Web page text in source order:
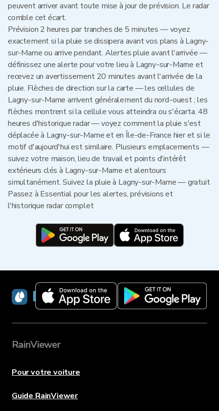
peuvent arriver avant toute mise à jour de prévision. Le radar
comble cet écart.
Prévision 2 heures par tranches de 5 minutes — voyez
exactement si la pluie se dissipera avant vos plans à Lagny-
sur-Marne ou arrive pendant. Alertes pluie avant l'arrivée —
définissez une alerte pour votre lieu à Lagny-sur-Marne et
recevez un avertissement 20 minutes avant l'arrivée de la
pluie. Flèches de direction sur la carte — les cellules de
Lagny-sur-Marne arrivent généralement du nord-ouest ; les
flèches montrent si la cellule vous atteindra ou s'écarta. 48
heures d'historique radar — voyez comment la pluie s'est
déplacée à Lagny-sur-Marne et en Île-de-France hier et si le
motif d'aujourd'hui est similaire. Plusieurs emplacements —
suivez votre maison, lieu de travail et points d'intérêt
extérieurs clés à Lagny-sur-Marne et alentours
simultanément. Suivez la pluie à Lagny-sur-Marne — gratuit
Passez à Essential pour les alertes, prévisions et
l'historique radar complet
RainViewer
RainViewer
Pour votre voiture
Guide RainViewer